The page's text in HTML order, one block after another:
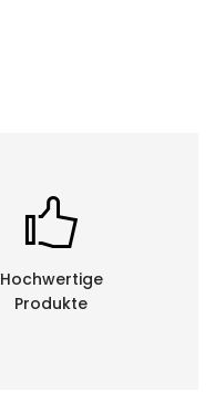
Hochwertige
Produkte